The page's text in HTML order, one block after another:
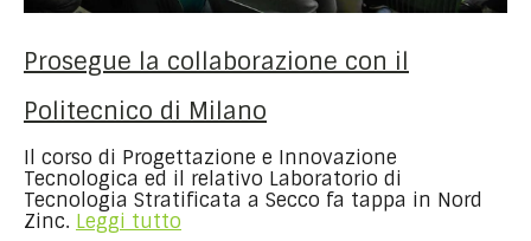
Prosegue la collaborazione con il
Politecnico di Milano
Il corso di Progettazione e Innovazione
Tecnologica ed il relativo Laboratorio di
Tecnologia Stratificata a Secco fa tappa in Nord
Zinc. Leggi tutto